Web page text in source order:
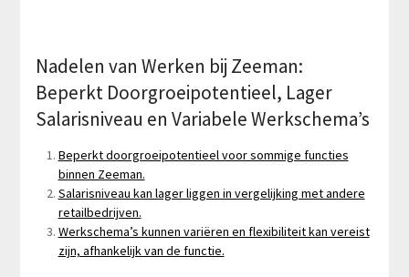
Nadelen van Werken bij Zeeman:
Beperkt Doorgroeipotentieel, Lager
Salarisniveau en Variabele Werkschema’s
Beperkt doorgroeipotentieel voor sommige functies
binnen Zeeman.
Salarisniveau kan lager liggen in vergelijking met andere
retailbedrijven.
Werkschema’s kunnen variëren en flexibiliteit kan vereist
zijn, afhankelijk van de functie.